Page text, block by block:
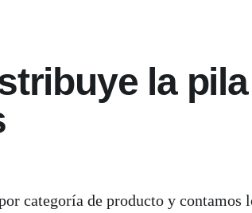
la
categoría de producto y